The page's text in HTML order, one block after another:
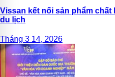
Vissan kết nối sản phẩm
du lịch
Tháng 3 14, 2026